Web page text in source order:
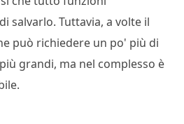
salvarlo. Tuttavia, a volte il
può richiedere un po' più di
grandi, ma nel complesso è